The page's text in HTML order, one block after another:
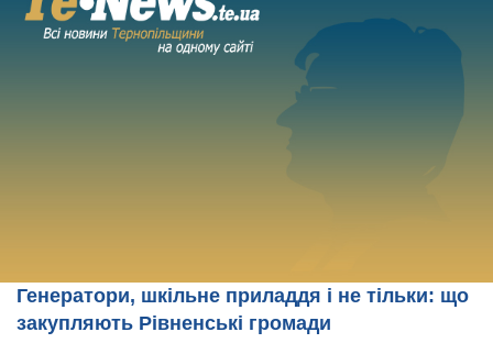
Генератори, шкільне приладдя і не тільки: що
закупляють Рівненські громади